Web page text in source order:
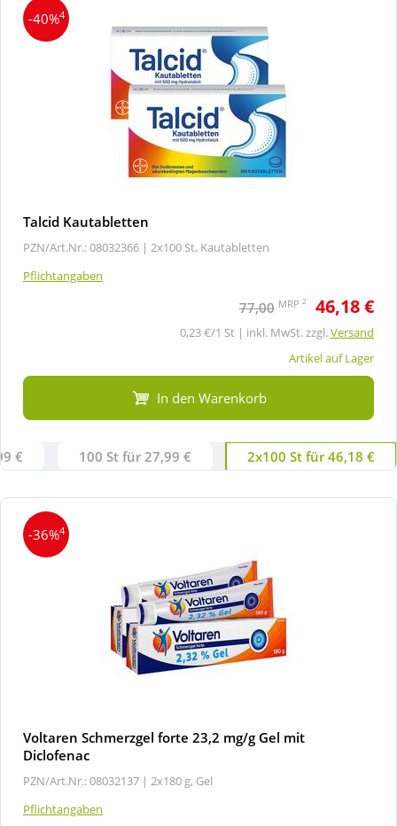
-40%4
Talcid Kautabletten
PZN/Art.Nr.: 08032366 | 2x100 St, Kautabletten
Pflichtangaben
77,00 MRP 2 46,18 €
0,23 €/1 St | inkl. MwSt. zzgl.Versand
Artikel auf Lager
In den Warenkorb
€ 100 St für 27,99 € 2x100 St für 46,18 €
-36%4
Voltaren Schmerzgel forte 23,2 mg/g Gel mit
Diclofenac
PZN/Art.Nr.: 08032137 | 2x180 g, Gel
Pflichtangaben